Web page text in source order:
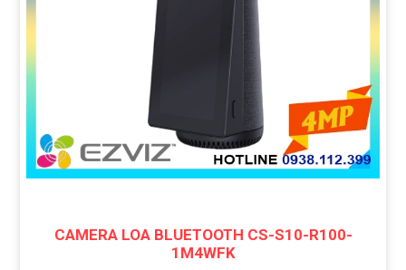
CAMERA LOA BLUETOOTH CS-S10-R100-
1M4WFK